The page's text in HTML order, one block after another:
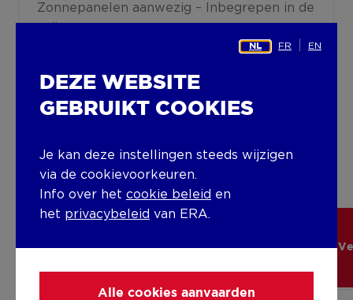
Zonnepanelen aanwezig – Inbegrepen in de
Details
Unit Type Subtype
NL FR EN
DEZE WEBSITE
GEBRUIKT COOKIES
Je kan deze instellingen steeds wijzigen
via de cookievoorkeuren.
Info over het cookie beleid en
het privacybeleid van ERA.
Alle cookies aanvaarden